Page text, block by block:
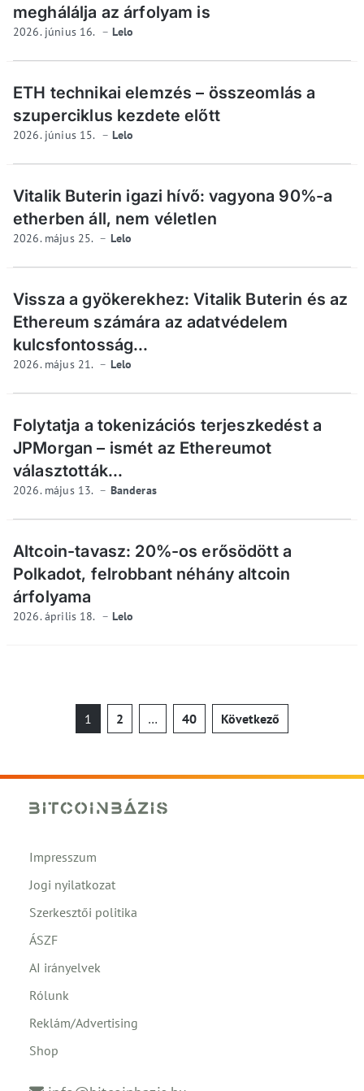
meghálálja az árfolyam is
2026. június 16. Lelo
ETH technikai elemzés – összeomlás a
szuperciklus kezdete előtt
2026. június 15. Lelo
Vitalik Buterin igazi hívő: vagyona 90%-a
etherben áll, nem véletlen
2026. május 25. Lelo
Vissza a gyökerekhez: Vitalik Buterin és az
Ethereum számára az adatvédelem
kulcsfontosság...
2026. május 21. Lelo
Folytatja a tokenizációs terjeszkedést a
JPMorgan – ismét az Ethereumot
választották...
2026. május 13. Banderas
Altcoin-tavasz: 20%-os erősödött a
Polkadot, felrobbant néhány altcoin
árfolyama
2026. április 18. Lelo
Bejegyzések
lapozása
1 2 … 40 Következő
Impresszum
Jogi nyilatkozat
Szerkesztői politika
ÁSZF
AI irányelvek
Rólunk
Reklám/Advertising
Shop